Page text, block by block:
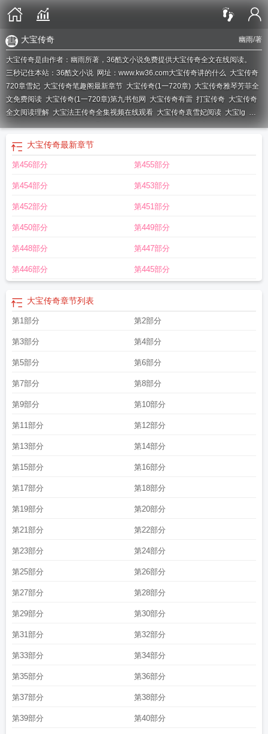
幽雨/著
大宝传奇
大宝传奇是由作者：幽雨所著，36酷文小说免费提供大宝传奇全文在线阅读。
三秒记住本站：36酷文小说 网址：www.kw36.com大宝传奇讲的什么 大宝传奇
720章雪妃 大宝传奇笔趣阁最新章节 大宝传奇(1一720章) 大宝传奇雅琴芳菲全
文免费阅读 大宝传奇(1一720章)第九书包网 大宝传奇有雷 打宝传奇 大宝传奇
全文阅读理解 大宝法王传奇全集视频在线观看 大宝传奇袁雪妃阅读 大宝lg 大
宝传奇TXT奇书网大宝传奇天心阁大宝外传大宝传奇720全本txt大宝传奇在线
大宝传奇全文阅读585
文 大宝事件
传奇1-720章完结版
大宝传奇720章大宝传奇诸葛青云
大宝传奇的书籍
大宝传奇免费全文 大宝传奇诸葛青云全文总
览大宝传奇作者 大宝传奇扫书大宝传奇TXT免费
传奇全文阅读
大宝传奇最新章节
第456部分 第455部分
第454部分 第453部分
第452部分 第451部分
第450部分 第449部分
第448部分 第447部分
第446部分 第445部分
大宝传奇章节列表
第1部分 第2部分
第3部分 第4部分
第5部分 第6部分
第7部分 第8部分
第9部分 第10部分
第11部分 第12部分
第13部分 第14部分
第15部分 第16部分
第17部分 第18部分
第19部分 第20部分
第21部分 第22部分
第23部分 第24部分
第25部分 第26部分
第27部分 第28部分
第29部分 第30部分
第31部分 第32部分
第33部分 第34部分
第35部分 第36部分
第37部分 第38部分
第39部分 第40部分